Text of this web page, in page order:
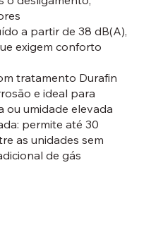
a partir de 38 dB(A),
exigem conforto
tratamento Durafin
e ideal para
ou umidade elevada
permite até 30
as unidades sem
de gás